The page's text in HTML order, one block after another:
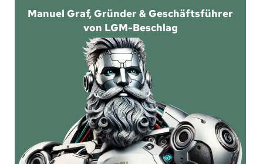
Manuel Graf, Gründer & Geschäftsführer
von LGM-Beschlag